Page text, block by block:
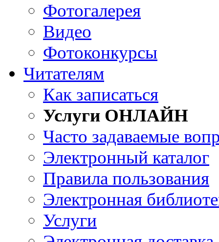
Фотогалерея
Видео
Фотоконкурсы
Читателям
Как записаться
Услуги ОНЛАЙН
Часто задаваемые
Электронный каталог
Правила пользования
Электронная
Услуги